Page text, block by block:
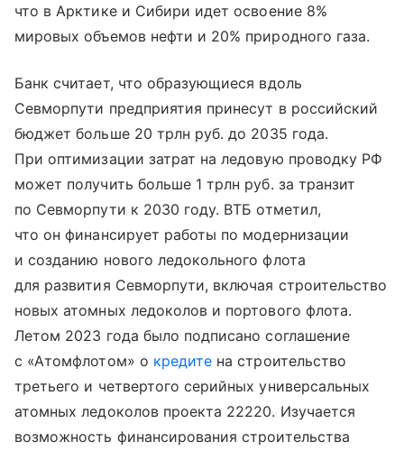
что в Арктике и Сибири идет освоение 8%
мировых объемов нефти и 20% природного газа.
Банк считает, что образующиеся вдоль
Севморпути предприятия принесут в российский
бюджет больше 20 трлн руб. до 2035 года.
При оптимизации затрат на ледовую проводку РФ
может получить больше 1 трлн руб. за транзит
по Севморпути к 2030 году. ВТБ отметил,
что он финансирует работы по модернизации
и созданию нового ледокольного флота
для развития Севморпути, включая строительство
новых атомных ледоколов и портового флота.
Летом 2023 года было подписано соглашение
с «Атомфлотом» о кредите на строительство
третьего и четвертого серийных универсальных
атомных ледоколов проекта 22220. Изучается
возможность финансирования строительства